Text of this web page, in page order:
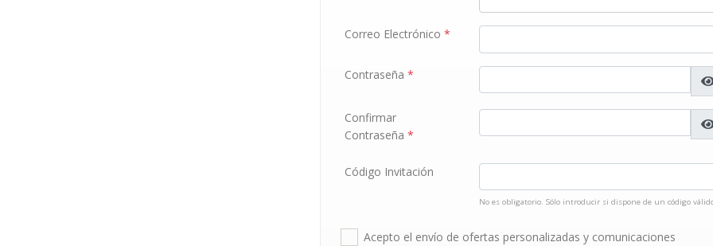
Correo Electrónico *
Contraseña *
Confirmar
Contraseña *
Código Invitación
No es obligatorio. Sólo introducir si dispone de un código
Acepto el envío de ofertas personalizadas y comunicaciones